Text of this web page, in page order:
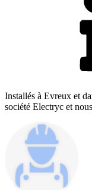
Installés à Evreux et
société Electryc et